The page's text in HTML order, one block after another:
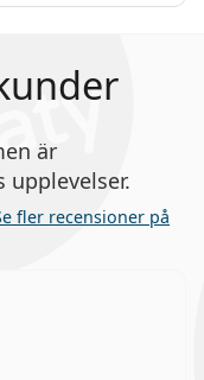
är
upplevelser.
fler recensioner på